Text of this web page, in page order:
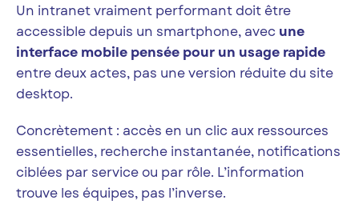
Un intranet vraiment performant doit être
accessible depuis un smartphone, avec une
interface mobile pensée pour un usage rapide
entre deux actes, pas une version réduite du site
desktop.
Concrètement : accès en un clic aux ressources
essentielles, recherche instantanée, notifications
ciblées par service ou par rôle. L’information
trouve les équipes, pas l’inverse.